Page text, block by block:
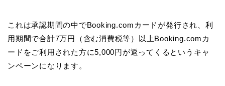
これは承認期間の中でBooking.comカードが発行され、利
用期間で合計7万円（含む消費税等）以上Booking.comカ
ードをご利用された方に5,000円が返ってくるというキャ
ンペーンになります。